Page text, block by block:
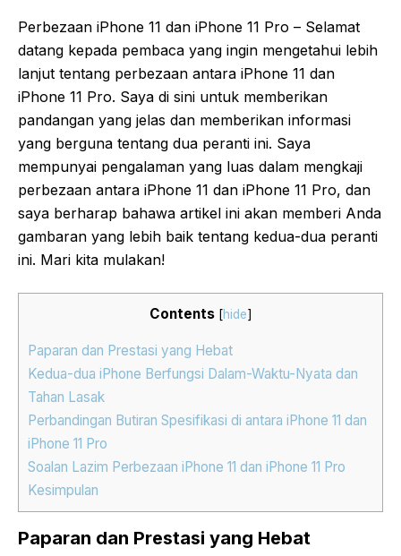
Perbezaan iPhone 11 dan iPhone 11 Pro – Selamat
datang kepada pembaca yang ingin mengetahui lebih
lanjut tentang perbezaan antara iPhone 11 dan
iPhone 11 Pro. Saya di sini untuk memberikan
pandangan yang jelas dan memberikan informasi
yang berguna tentang dua peranti ini. Saya
mempunyai pengalaman yang luas dalam mengkaji
perbezaan antara iPhone 11 dan iPhone 11 Pro, dan
saya berharap bahawa artikel ini akan memberi Anda
gambaran yang lebih baik tentang kedua-dua peranti
ini. Mari kita mulakan!
Contents [hide]
Paparan dan Prestasi yang Hebat
Kedua-dua iPhone Berfungsi Dalam-Waktu-Nyata dan
Tahan Lasak
Perbandingan Butiran Spesifikasi di antara iPhone 11 dan
iPhone 11 Pro
Soalan Lazim Perbezaan iPhone 11 dan iPhone 11 Pro
Kesimpulan
Paparan dan Prestasi yang Hebat